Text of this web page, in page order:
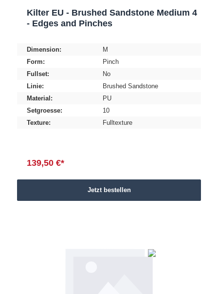
Kilter EU - Brushed Sandstone Medium 4
- Edges and Pinches
Dimension:
M
Form:
Pinch
Fullset:
No
Linie:
Brushed Sandstone
Material:
PU
Setgroesse:
10
Texture:
Fulltexture
139,50 €*
Jetzt bestellen